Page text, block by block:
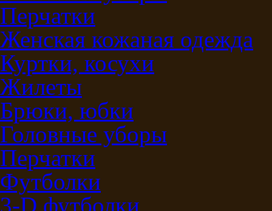
Перчатки
Женская кожаная одежда
Куртки, косухи
Жилеты
Брюки, юбки
Головные уборы
Перчатки
Футболки
3-D футболки